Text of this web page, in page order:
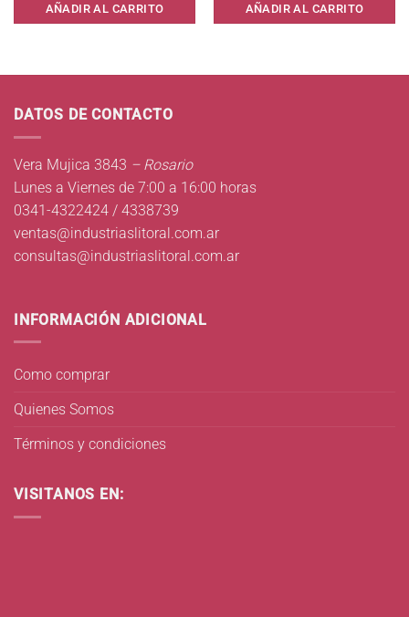
AÑADIR AL CARRITO AÑADIR AL CARRITO
DATOS DE CONTACTO
Vera Mujica 3843 – Rosario
Lunes a Viernes de 7:00 a 16:00 horas
0341-4322424 / 4338739
ventas@industriaslitoral.com.ar
consultas@industriaslitoral.com.ar
INFORMACIÓN ADICIONAL
Como comprar
Quienes Somos
Términos y condiciones
VISITANOS EN: